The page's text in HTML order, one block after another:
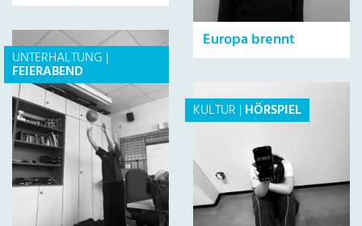
UNTERHALTUNG |
FEIERABEND
Europa brennt
KULTUR |HÖRSPIEL